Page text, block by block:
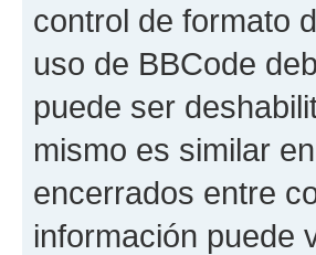
control de formato
uso de BBCode
puede ser
mismo es similar
encerrados entre
información puede